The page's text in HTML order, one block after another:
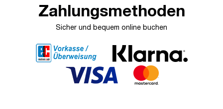
Zahlungsmethoden
Sicher und bequem online buchen